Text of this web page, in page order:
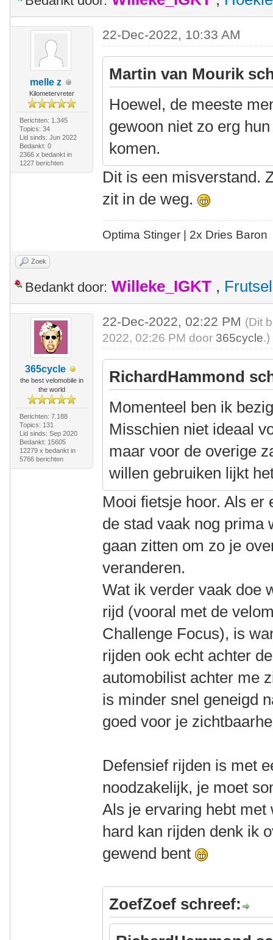
melle z
Kilometervreter
Berichten: 1.345
Topics: 34
Lid sinds: Jun 2022
Bedankt: 0
2366 x bedankt in
1227 berichten
22-Dec-2022, 10:33 AM
Martin van Mourik
Hoewel, de meeste
gewoon niet zo erg
komen.
Dit is een misverstand.
zit in de weg.
Optima Stinger | 2x Dries Baron
Zoek
Bedankt door: Willeke_IGKT , Frutsel
365cycle
the best velomobile in
the world
Berichten: 7.188
Topics: 131
Lid sinds: Sep 2020
Bedankt: 15605
12279 x bedankt in
5766 berichten
22-Dec-2022, 02:22 PM (Dit
2022, 02:26 PM door 365cycle.)
RichardHammond
Momenteel ben ik
Misschien niet ideaal
maar voor de overige
willen gebruiken lijkt
Mooi fietsje hoor. Als er
de stad vaak nog prima
gaan zitten om zo je
veranderen.
Wat ik verder vaak doe
rijd (vooral met de
Challenge Focus), is
rijden ook echt achter
automobilist achter me
is minder snel geneigd
goed voor je
Defensief rijden is met
noodzakelijk, je moet
Als je ervaring hebt
hard kan rijden denk ik
gewend bent
ZoefZoef schreef: